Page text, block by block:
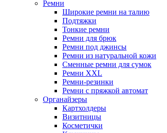
Ремни
Широкие ремни на талию
Подтяжки
Тонкие ремни
Ремни для брюк
Ремни под джинсы
Ремни из натуральной кожи
Сменные ремни для сумок
Ремни XXL
Ремни-резинки
Ремни с пряжкой автомат
Органайзеры
Картхолдеры
Визитницы
Косметички